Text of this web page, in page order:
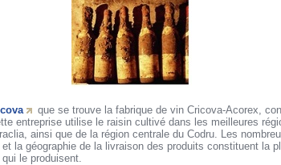
que se trouve la fabrique de vin Cricova-Acorex,
entreprise utilise le raisin cultivé dans les meilleures
ainsi que de la région centrale du Codru. Les
la géographie de la livraison des produits constituent la
le produisent.